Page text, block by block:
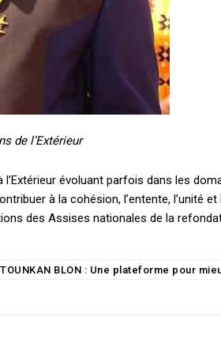
de l’Extérieur
évoluant parfois dans les
à la cohésion, l’entente, l’unité
des Assises nationales de la
TOUNKAN BLON : Une plateforme pour